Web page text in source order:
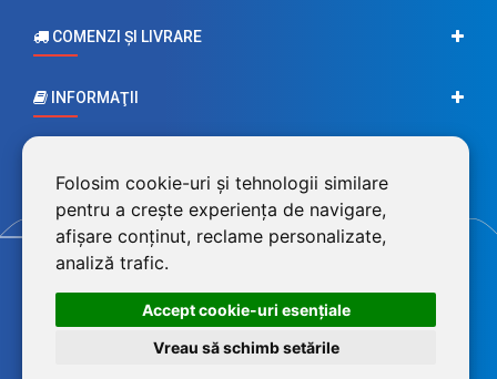
Folosim cookie-uri și tehnologii similare
pentru a crește experiența de navigare,
afișare conținut, reclame personalizate,
analiză trafic.
Accept cookie-uri esenţiale
Vreau să schimb setările
COMENZI ŞI LIVRARE
INFORMAŢII
©2026 BluPower® marcă înregistrată a FEROTECH DISTRIBUTION SRL,